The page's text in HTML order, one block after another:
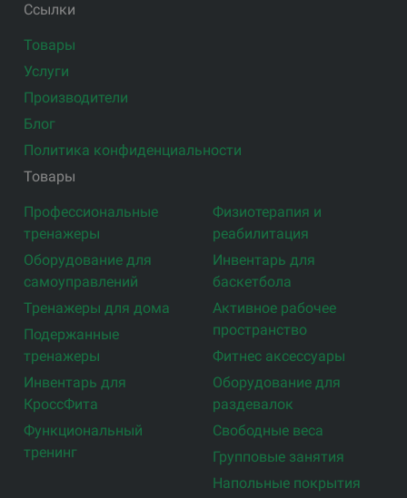
Ссылки
Товары
Услуги
Производители
Блог
Политика конфиденциальности
Товары
Профессиональные
тренажеры
Оборудование для
самоуправлений
Тренажеры для дома
Подержанные
тренажеры
Инвентарь для
КроссФита
Функциональный
тренинг
Физиотерапия и
реабилитация
Инвентарь для
баскетбола
Активное рабочее
пространство
Фитнес аксессуары
Оборудование для
раздевалок
Свободные веса
Групповые занятия
Напольные покрытия